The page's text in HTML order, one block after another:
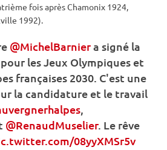
fois après Chamonix 1924,
1992).
@MichelBarniera signé la
lesJeux Olympiques et
françaises 2030. C'est une
la candidature et le travail
,
@RenaudMuselier. Le rêve
08yyXMSr5v